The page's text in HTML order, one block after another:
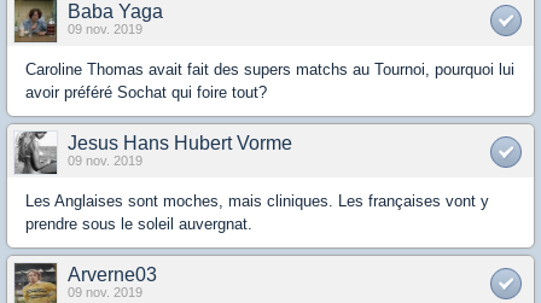
Baba Yaga
09 nov. 2019
Caroline Thomas avait fait des supers matchs au Tournoi, pourquoi lui
avoir préféré Sochat qui foire tout?
Jesus Hans Hubert Vorme
09 nov. 2019
Les Anglaises sont moches, mais cliniques. Les françaises vont y
prendre sous le soleil auvergnat.
Arverne03
09 nov. 2019